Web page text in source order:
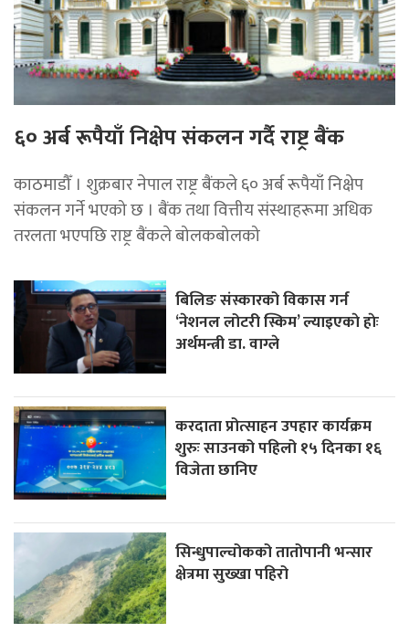
६० अर्ब रूपैयाँ निक्षेप संकलन गर्दै राष्ट्र बैंक
काठमाडौँ । शुक्रबार नेपाल राष्ट्र बैंकले ६० अर्ब रूपैयाँ निक्षेप
संकलन गर्ने भएको छ । बैंक तथा वित्तीय संस्थाहरूमा अधिक
तरलता भएपछि राष्ट्र बैंकले बोलकबोलको
बिलिङ संस्कारको विकास गर्न
‘नेशनल लोटरी स्किम’ ल्याइएकाे हाेः
अर्थमन्त्री डा. वाग्ले
करदाता प्रोत्साहन उपहार कार्यक्रम
शुरुः साउनको पहिलो १५ दिनका १६
विजेता छानिए
सिन्धुपाल्चोकको तातोपानी भन्सार
क्षेत्रमा सुख्खा पहिरो